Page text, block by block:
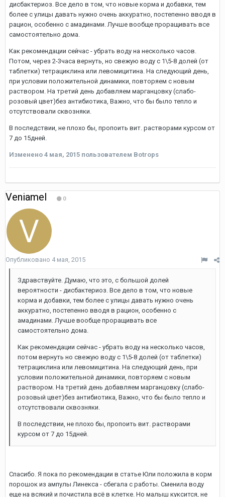
дисбактериоз. Все дело в том, что новые корма и добавки, тем
более с улицы давать нужно очень аккуратно, постепенно вводя в
рацион, особенно с амадинами. Лучше вообще проращивать все
самостоятельно дома.
Как рекомендации сейчас - убрать воду на несколько часов.
Потом, через 2-3часа вернуть, но свежую воду с 1\5-8 долей (от
таблетки) тетрациклина или левомицитина. На следующий день,
при условии положительной динамики, повторяем с новым
раствором. На третий день добавляем марганцовку (слабо-
розовый цвет)без антибиотика, Важно, что бы было тепло и
отсутствовали сквозняки.
В последствии, не плохо бы, пропоить вит. растворами курсом от
7 до 15дней.
Изменено 4 мая, 2015 пользователем Botrops
Veniamel 0
Опубликовано 4 мая, 2015
Здравствуйте. Думаю, что это, с большой долей
вероятности - дисбактериоз. Все дело в том, что новые
корма и добавки, тем более с улицы давать нужно очень
аккуратно, постепенно вводя в рацион, особенно с
амадинами. Лучше вообще проращивать все
самостоятельно дома.
Как рекомендации сейчас - убрать воду на несколько часов,
потом вернуть но свежую воду с 1\5-8 долей (от таблетки)
тетрациклина или левомицитина. На следующий день, при
условии положительной динамики, повторяем с новым
раствором. На третий день добавляем марганцовку (слабо-
розовый цвет)без антибиотика, Важно, что бы было тепло и
отсутствовали сквозняки.
В последствии, не плохо бы, пропоить вит. растворами
курсом от 7 до 15дней.
Спасибо. Я пока по рекомендации в статье Юли положила в корм
порошок из ампулы Линекса - сбегала с работы. Сменила воду
еще на всякий и почистила всё в клетке. Но малыш куксится, не